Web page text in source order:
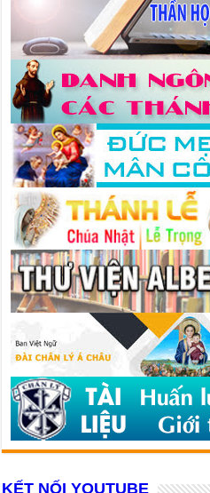
KẾT NỐI YOUTUBE